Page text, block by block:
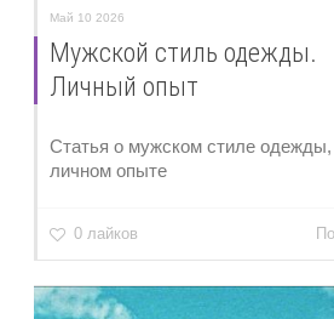
Май 10 2026
Мужской стиль одежды.
Личный опыт
Статья о мужском стиле одежды,
личном опыте
0 лайков